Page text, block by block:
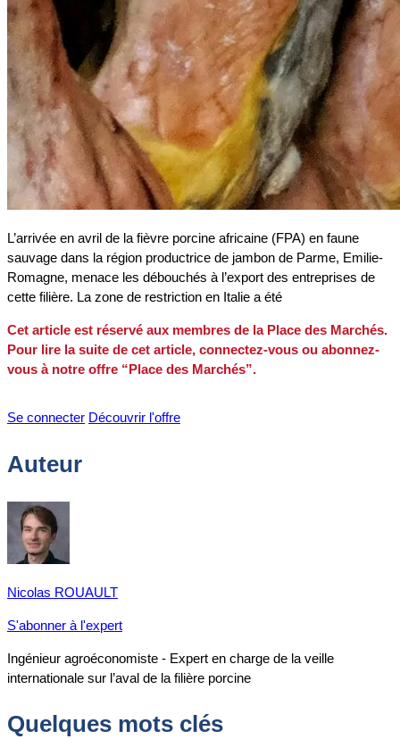
L’arrivée en avril de la fièvre porcine africaine (FPA) en faune
sauvage dans la région productrice de jambon de Parme, Emilie-
Romagne, menace les débouchés à l’export des entreprises de
cette filière. La zone de restriction en Italie a été
Cet article est réservé aux membres de la Place des Marchés.
Pour lire la suite de cet article, connectez-vous ou abonnez-
vous à notre offre “Place des Marchés”.
Se connecter Découvrir l'offre
Auteur
Nicolas ROUAULT
S'abonner à l'expert
Ingénieur agroéconomiste - Expert en charge de la veille
internationale sur l’aval de la filière porcine
Quelques mots clés